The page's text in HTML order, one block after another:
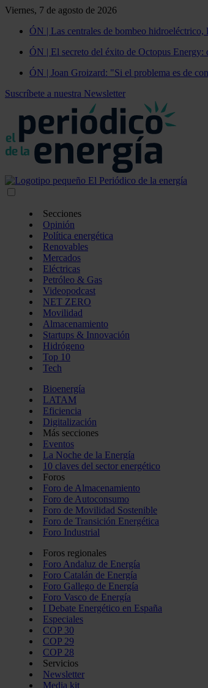
Viernes, 7 de agosto de 2026
ÓN | Las centrales de bombeo hidroeléctrico,
ÓN | El secreto del éxito de Octopus
ÓN | Joan Groizard: "Si el problema es de
Suscríbete a nuestra Newsletter
Secciones
Opinión
Política energética
Renovables
Mercados
Eléctricas
Petróleo & Gas
Videopodcast
NET ZERO
Movilidad
Almacenamiento
Startups & Innovación
Hidrógeno
Top 10
Tech
Bioenergía
LATAM
Eficiencia
Digitalización
Más secciones
Eventos
La Noche de la Energía
10 claves del sector energético
Foros
Foro de Almacenamiento
Foro de Autoconsumo
Foro de Movilidad Sostenible
Foro de Transición Energética
Foro Industrial
Foros regionales
Foro Andaluz de Energía
Foro Catalán de Energía
Foro Gallego de Energía
Foro Vasco de Energía
I Debate Energético en España
Especiales
COP 30
COP 29
COP 28
Servicios
Newsletter
Media kit